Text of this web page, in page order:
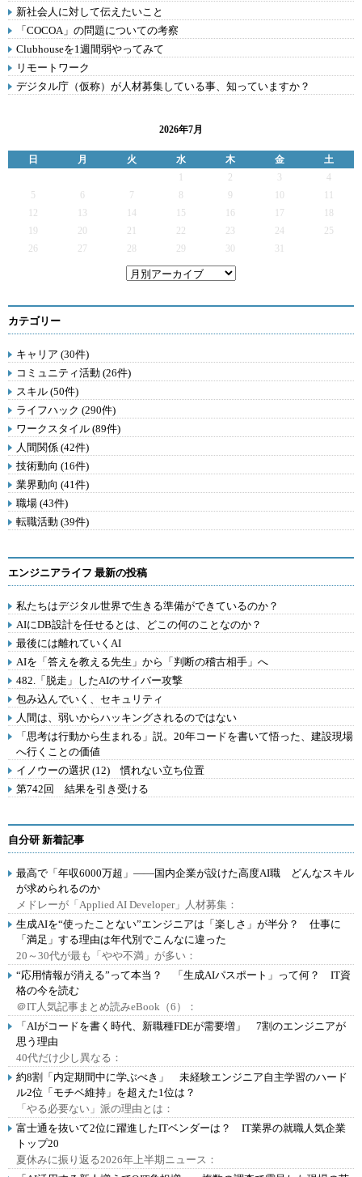
新社会人に対して伝えたいこと
「COCOA」の問題についての考察
Clubhouseを1週間弱やってみて
リモートワーク
デジタル庁（仮称）が人材募集している事、知っていますか？
2026年7月
日 月 火 水 木 金
土
2 3
4
5
6 7 9
12
13 14 15 16 17
19
20 21 22 23 24
25
26
27 28 29 30 31
カテゴリー
キャリア (30件)
コミュニティ活動 (26件)
スキル (50件)
ライフハック (290件)
ワークスタイル (89件)
人間関係 (42件)
技術動向 (16件)
業界動向 (41件)
職場 (43件)
転職活動 (39件)
エンジニアライフ 最新の投稿
私たちはデジタル世界で生きる準備ができているのか？
AIにDB設計を任せるとは、どこの何のことなのか？
最後には離れていくAI
AIを「答えを教える先生」から「判断の稽古相手」へ
482.「脱走」したAIのサイバー攻撃
包み込んでいく、セキュリティ
人間は、弱いからハッキングされるのではない
「思考は行動から生まれる」説。20年コードを書いて悟った、建設現場
へ行くことの価値
イノウーの選択 (12) 慣れない立ち位置
第742回 結果を引き受ける
自分研 新着記事
最高で「年収6000万超」――国内企業が設けた高度AI職 どんなスキル
が求められるのか
メドレーが「Applied AI Developer」人材募集：
生成AIを“使ったことない”エンジニアは「楽しさ」が半分？ 仕事に
「満足」する理由は年代別でこんなに違った
20～30代が最も「やや不満」が多い：
“応用情報が消える”って本当？ 「生成AIパスポート」って何？ IT資
格の今を読む
＠IT人気記事まとめ読みeBook（6）：
「AIがコードを書く時代、新職種FDEが需要増」 7割のエンジニアが
思う理由
40代だけ少し異なる：
約8割「内定期間中に学ぶべき」 未経験エンジニア自主学習のハード
ル2位「モチベ維持」を超えた1位は？
「やる必要ない」派の理由とは：
富士通を抜いて2位に躍進したITベンダーは？ IT業界の就職人気企業
トップ20
夏休みに振り返る2026年上半期ニュース：